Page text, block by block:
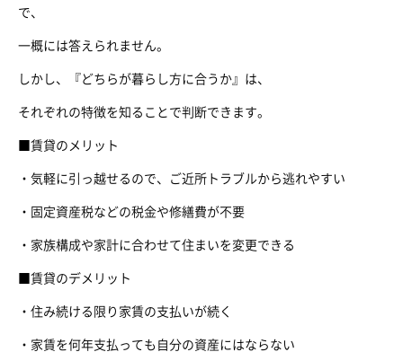
で、
一概には答えられません。
しかし、『どちらが暮らし方に合うか』は、
それぞれの特徴を知ることで判断できます。
■賃貸のメリット
・気軽に引っ越せるので、ご近所トラブルから逃れやすい
・固定資産税などの税金や修繕費が不要
・家族構成や家計に合わせて住まいを変更できる
■賃貸のデメリット
・住み続ける限り家賃の支払いが続く
・家賃を何年支払っても自分の資産にはならない